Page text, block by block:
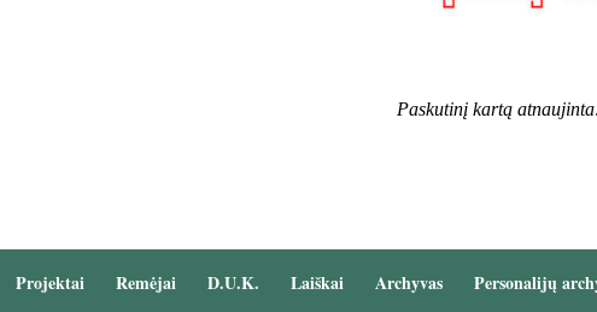
Paskutinį kartą
Projektai Remėjai D.U.K. Laiškai Archyvas Personalijų